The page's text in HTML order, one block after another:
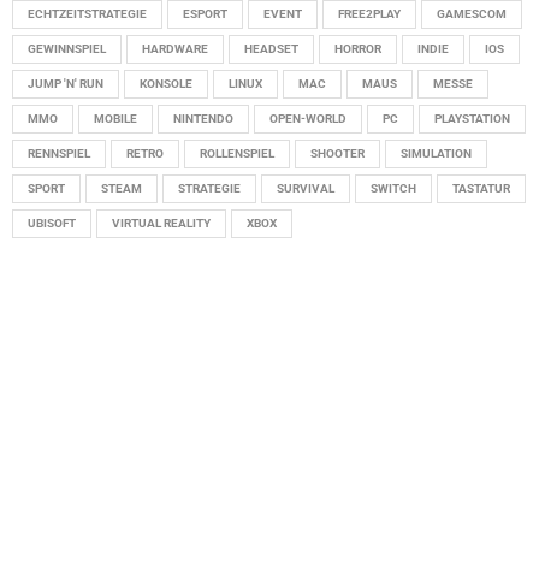
ECHTZEITSTRATEGIE ESPORT EVENT FREE2PLAY GAMESCOM
GEWINNSPIEL HARDWARE HEADSET HORROR INDIE IOS
JUMP 'N' RUN KONSOLE LINUX MAC MAUS MESSE
MMO MOBILE NINTENDO OPEN-WORLD PC PLAYSTATION
RENNSPIEL RETRO ROLLENSPIEL SHOOTER SIMULATION
SPORT STEAM STRATEGIE SURVIVAL SWITCH TASTATUR
UBISOFT VIRTUAL REALITY XBOX